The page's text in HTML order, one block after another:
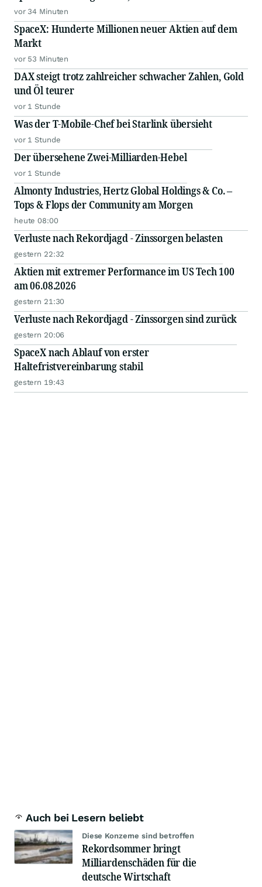
vor 34 Minuten
SpaceX: Hunderte Millionen neuer Aktien auf dem
Markt
vor 53 Minuten
DAX steigt trotz zahlreicher schwacher Zahlen, Gold
und Öl teurer
vor 1 Stunde
Was der T-Mobile-Chef bei Starlink übersieht
vor 1 Stunde
Der übersehene Zwei-Milliarden-Hebel
vor 1 Stunde
Almonty Industries, Hertz Global Holdings & Co. –
Tops & Flops der Community am Morgen
heute 08:00
Verluste nach Rekordjagd - Zinssorgen belasten
gestern 22:32
Aktien mit extremer Performance im US Tech 100
am 06.08.2026
gestern 21:30
Verluste nach Rekordjagd - Zinssorgen sind zurück
gestern 20:06
SpaceX nach Ablauf von erster
Haltefristvereinbarung stabil
gestern 19:43
Auch bei Lesern beliebt
Diese Konzerne sind betroffen
Rekordsommer bringt
Milliardenschäden für die
deutsche Wirtschaft